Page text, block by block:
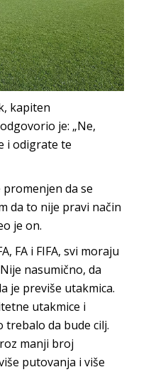
kapiten
je: „Ne,
i odigrate te
da se
da to nije pravi način
je on.
FA i FIFA, svi moraju
nasumično, da
je previše utakmica.
utakmice i
da bude cilj.
manji broj
putovanja i više